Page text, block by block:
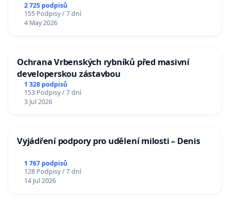
2 725 podpisů
155 Podpisy / 7 dní
4 May 2026
Ochrana Vrbenských rybníků před masivní
developerskou zástavbou
1 328 podpisů
153 Podpisy / 7 dní
3 Jul 2026
Vyjádření podpory pro udělení milosti – Denis
1 767 podpisů
128 Podpisy / 7 dní
14 Jul 2026